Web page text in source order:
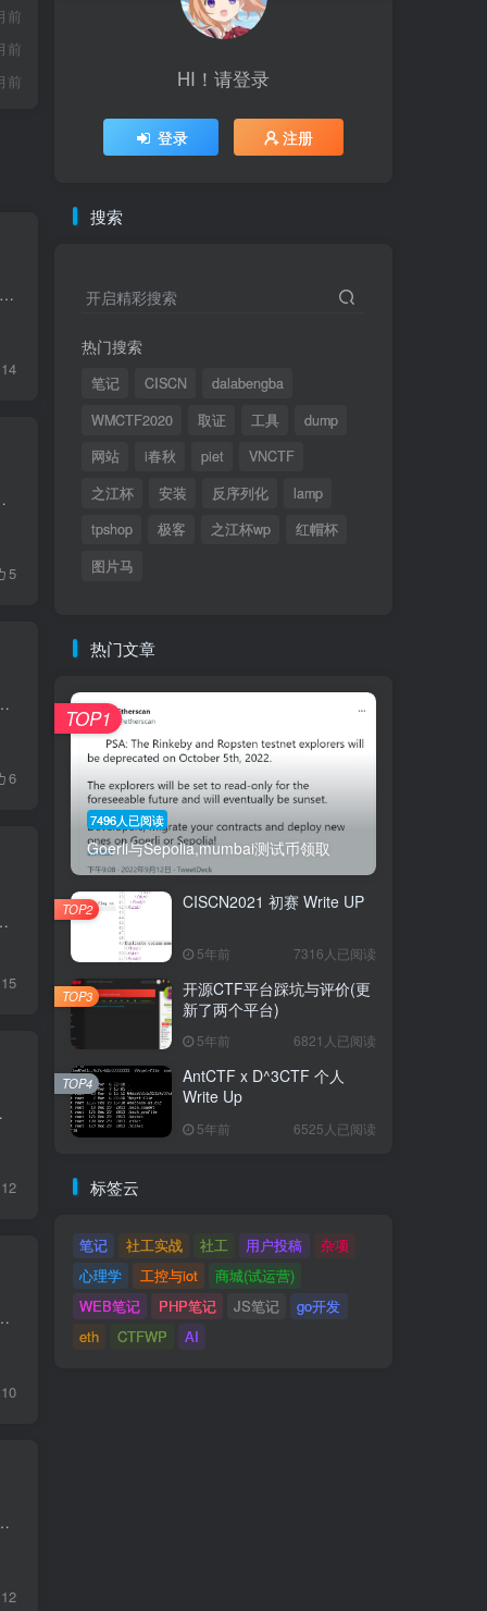
前
前
前
题目信息 题目名称: SEAL 911 作者: 3doc 难度: 高级 类型: EVM 预编译合约利用 题目描述 You barely manage to get off bed as your phone rings. It's THAT ringtone: there's a call for you...
14
contract for their users. It would be a...
5
也有关系。 对安全研究本身的兴趣也大打折扣，至少对我而言上班天天搞安全...
6
看这篇文章 TUTORIAL 这题作为入门题，顺便把官网翻译给翻译...
15
注 正文 自从19年...
12
已死亡公司借鉴灵感：https://www.loot-drop.io/
10
our new, shiny, permissionless multi-user oracle. It's only V1 and missi...
12
HI！请登录
登录 注册
搜索
开启精彩搜索
热门搜索
笔记 CISCN
dalabengba
WMCTF2020
取证 工具
dump
网站
i春秋 piet
VNCTF
之江杯
安装 反序列化
lamp
tpshop
极客 之江杯wp
红帽杯
图片马
热门文章
7496人已阅读
Goerli与Sepolia,mumbai测试币领取
TOP1
CISCN2021 初赛 Write UP
5年前 7316人已阅读
TOP2
开源CTF平台踩坑与评价(更
新了两个平台)
5年前 6821人已阅读
TOP3
AntCTF x D^3CTF 个人
Write Up
5年前 6525人已阅读
TOP4
标签云
笔记 社工实战 社工 用户投稿
杂项
心理学
工控与iot
商城(试运营)
WEB笔记
PHP笔记 JS笔记
go开发
eth
CTFWP AI